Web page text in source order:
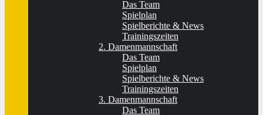
Das Team
Spielplan
Spielberichte & News
Trainingszeiten
2. Damenmannschaft
Das Team
Spielplan
Spielberichte & News
Trainingszeiten
3. Damenmannschaft
Das Team